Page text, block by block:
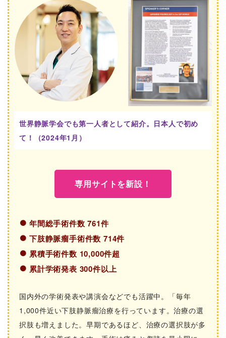
世界静脈学会でも第一人者として紹介。日本人で初め
て！（2024年1月）
専用サイトを新設！
年間総手術件数 761件
下肢静脈瘤手術件数 714件
累積手術件数 10,000件超
累計学術発表 300件以上
国内外の学術発表や講演会などでも活躍中。「毎年
1,000件近い下肢静脈瘤治療を行っています。治療の選
択肢も増えました。早期であるほど、治療の選択肢が多